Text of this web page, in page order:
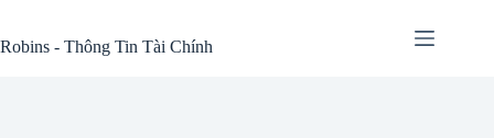
content
Robins - Thông Tin Tài Chính